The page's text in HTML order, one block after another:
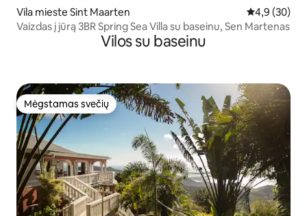
Vila mieste Sint Maarten Vidutinis
4,9 (30)
Vaizdas į jūrą 3BR Spring Sea Villa su baseinu, Sen Martenas
Vilos su baseinu
Mėgstamas svečių
Mėgstamas svečių